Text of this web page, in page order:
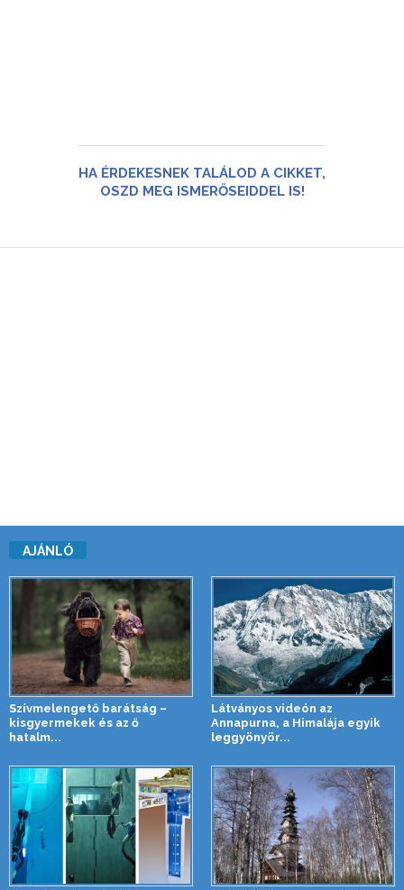
HA ÉRDEKESNEK TALÁLOD A CIKKET,
OSZD MEG ISMERŐSEIDDEL IS!
AJÁNLÓ
Szívmelengető barátság –
kisgyermekek és az ő
hatalm...
Látványos videón az
Annapurna, a Himalája egyik
leggyönyör...